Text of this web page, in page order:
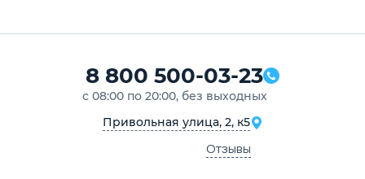
8 800 500-03-23
с 08:00 по 20:00, без выходных
Привольная улица, 2, к5
Отзывы